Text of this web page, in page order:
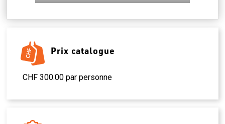
Prix catalogue
CHF 300.00 par personne